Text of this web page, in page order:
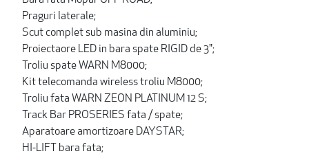
Praguri laterale;
Scut complet sub masina din aluminiu;
Proiectaore LED in bara spate RIGID de 3";
Troliu spate WARN M8000;
Kit telecomanda wireless troliu M8000;
Troliu fata WARN ZEON PLATINUM 12 S;
Track Bar PROSERIES fata / spate;
Aparatoare amortizoare DAYSTAR;
HI-LIFT bara fata;